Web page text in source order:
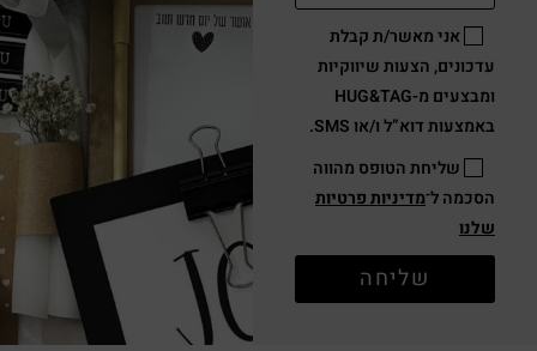
אני מאשר/ת קבלת
עדכונים, הצעות שיווקיות
ומבצעים מ-HUG&TAG
באמצעות דוא”ל ו/או SMS.
שליחת הטופס מהווה
הסכמה ל־מדיניות פרטיות
שלנו
שליחה